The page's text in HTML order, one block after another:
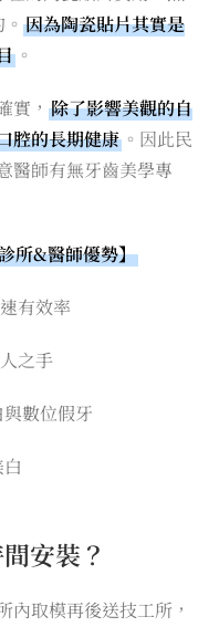
。因為陶瓷貼片其實是
。
實，除了影響美觀的自
腔的長期健康 。因此民
醫師有無牙齒美學專
所&醫師優勢】
有效率
之手
數位假牙
安裝？
內取模再後送技工所，